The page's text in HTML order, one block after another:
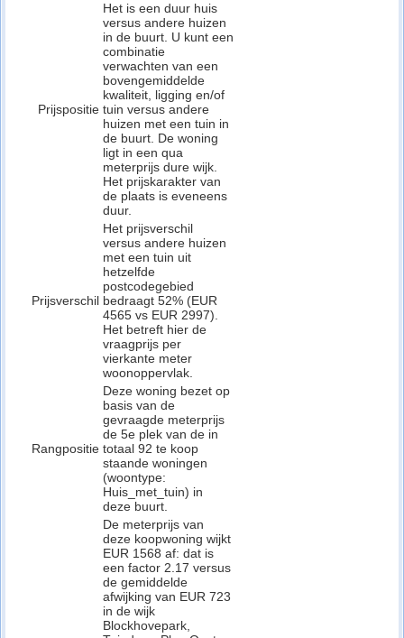
Prijspositie
Het is een duur huis
versus andere huizen
in de buurt. U kunt een
combinatie
verwachten van een
bovengemiddelde
kwaliteit, ligging en/of
tuin versus andere
huizen met een tuin in
de buurt. De woning
ligt in een qua
meterprijs dure wijk.
Het prijskarakter van
de plaats is eveneens
duur.
Prijsverschil
Het prijsverschil
versus andere huizen
met een tuin uit
hetzelfde
postcodegebied
bedraagt 52% (EUR
4565 vs EUR 2997).
Het betreft hier de
vraagprijs per
vierkante meter
woonoppervlak.
Rangpositie
Deze woning bezet op
basis van de
gevraagde meterprijs
de 5e plek van de in
totaal 92 te koop
staande woningen
(woontype:
Huis_met_tuin) in
deze buurt.
De meterprijs van
deze koopwoning wijkt
EUR 1568 af: dat is
een factor 2.17 versus
de gemiddelde
afwijking van EUR 723
in de wijk
Blockhovepark,